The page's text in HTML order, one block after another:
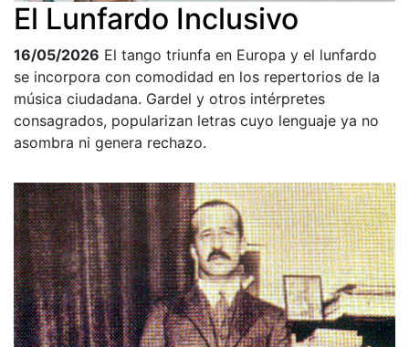
El Lunfardo Inclusivo
16/05/2026 El tango triunfa en Europa y el lunfardo
se incorpora con comodidad en los repertorios de la
música ciudadana. Gardel y otros intérpretes
consagrados, popularizan letras cuyo lenguaje ya no
asombra ni genera rechazo.